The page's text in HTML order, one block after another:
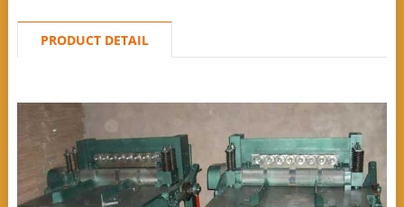
PRODUCT DETAIL